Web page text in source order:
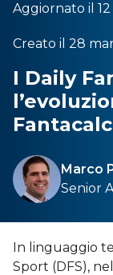
Aggiornato il
Creato il 28
I Daily
Marco
Senior
In linguaggio
Sport (DFS),